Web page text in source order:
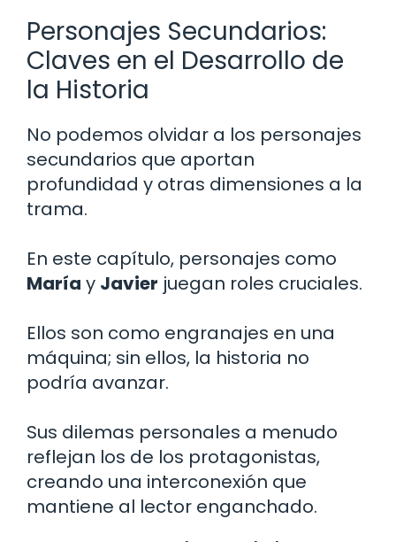
Personajes Secundarios:
Claves en el Desarrollo de
la Historia
No podemos olvidar a los personajes
secundarios que aportan
profundidad y otras dimensiones a la
trama.
En este capítulo, personajes como
María y Javier juegan roles cruciales.
Ellos son como engranajes en una
máquina; sin ellos, la historia no
podría avanzar.
Sus dilemas personales a menudo
reflejan los de los protagonistas,
creando una interconexión que
mantiene al lector enganchado.